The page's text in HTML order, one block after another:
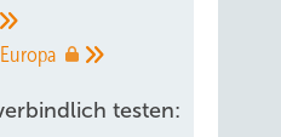
Europa
testen: